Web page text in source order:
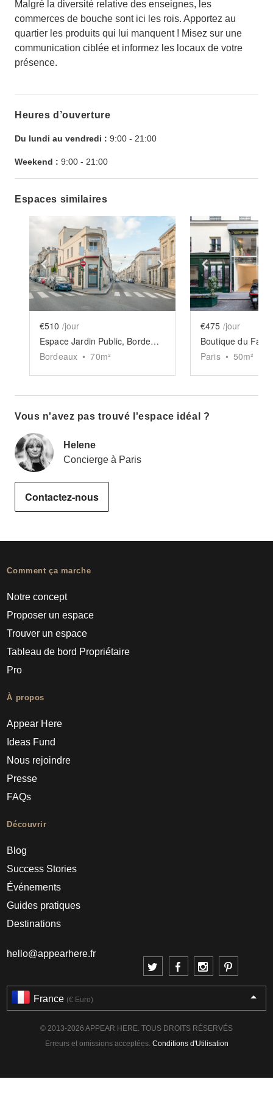
Malgré la diversité relative des enseignes, les
commerces de bouche sont ici les rois. Apportez au
quartier les produits qui lui manquent ! Misez sur une
communication ciblée et informez les locaux de votre
présence.
Heures d’ouverture
Du lundi au vendredi : 9:00 - 21:00
Weekend : 9:00 - 21:00
Espaces similaires
Show previous slide Show next slide
€510 /jour
Espace Jardin Public, Bordeaux
Bordeaux • 70m²
Show
€475 /jour
Paris • 50m²
Vous n'avez pas trouvé l'espace idéal ?
Helene
Concierge à Paris
Contactez-nous
Comment ça marche
Notre concept
Proposer un espace
Trouver un espace
Tableau de bord Propriétaire
Pro
À propos
Appear Here
Ideas Fund
Nous rejoindre
Presse
FAQs
Découvrir
Blog
Success Stories
Événements
Guides pratiques
Destinations
hello@appearhere.fr
France (€ Euro)
© 2013-2026 APPEAR HERE. TOUS DROITS RÉSERVÉS
Erreurs et omissions acceptées. Conditions d'Utilisation